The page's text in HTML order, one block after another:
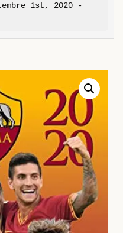
1st, 2020 -